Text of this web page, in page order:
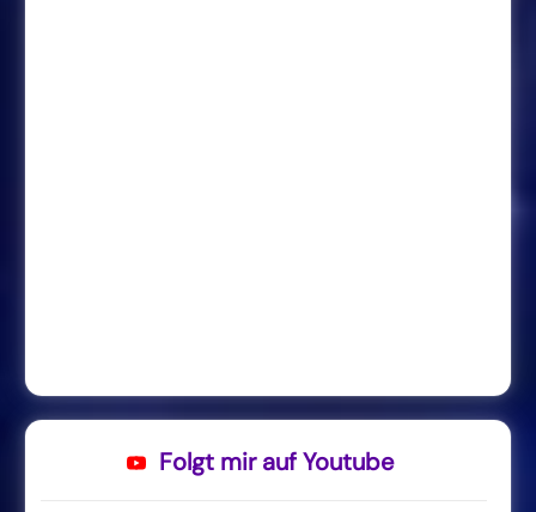
Folgt mir auf Youtube